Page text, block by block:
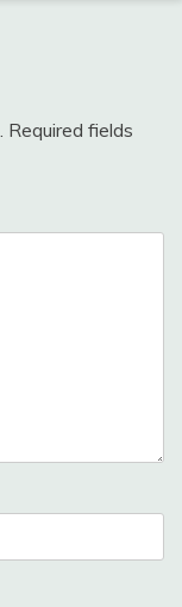
Required fields